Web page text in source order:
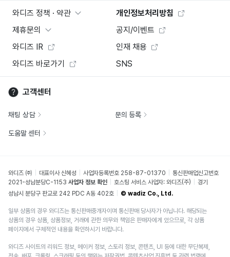
와디즈 정책 · 약관
개인정보처리방침
제휴문의
공지/이벤트
와디즈 IR
인재 채용
와디즈 바로가기
SNS
고객센터
채팅 상담 문의 등록
도움말 센터
와디즈 ㈜ 대표이사 신혜성 사업자등록번호 258-87-01370
통신판매업신고번호
2021-성남분당C-1153 사업자 정보 확인 호스팅 서비스 사업자: 와디즈(주)
경기
성남시 분당구 판교로 242 PDC A동 402호
© wadiz Co., Ltd.
일부 상품의 경우 와디즈는 통신판매중개자이며 통신판매 당사자가 아닙니다. 해당되는
상품의 경우 상품, 상품정보, 거래에 관한 의무와 책임은 판매자에게 있으므로, 각 상품
페이지에서 구체적인 내용을 확인하시기 바랍니다.
와디즈 사이트의 리워드 정보, 메이커 정보, 스토리 정보, 콘텐츠, UI 등에 대한 무단복제,